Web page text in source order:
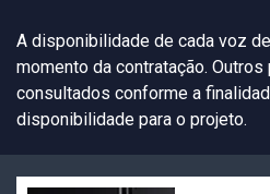
A disponibilidade de cada voz
momento da contratação.
consultados conforme a
disponibilidade para o projeto.